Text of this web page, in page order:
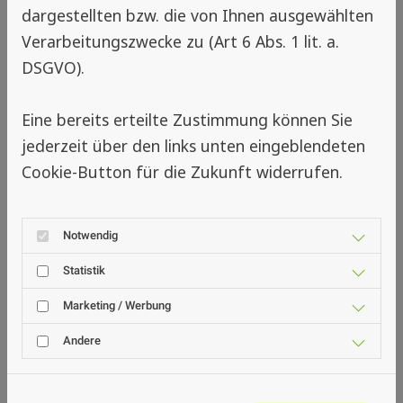
hinweg zuverlässigen Schutz bietet.
📐 Maßgefertigter Insektenschutz
als dauerhafte Lösung
Besonders effektiv sind maßgefertigte
jeweiligen Fenster und Türen angepasst
werden. Insektenschutz-Fachgeschäfte bieten
individuelle Lösungen, die nicht nur funktional,
sondern auch optisch ansprechend sind. Von
einfachen Spannrahmen bis hin zu
komfortablen Rollos oder Plissees gibt es für
dargestellten bzw. die von Ihnen ausgewählten
Verarbeitungszwecke zu (Art 6 Abs. 1 lit. a.
DSGVO).
Eine bereits erteilte Zustimmung können Sie
jederzeit über den links unten eingeblendeten
Cookie-Button für die Zukunft widerrufen.
Notwendig
Statistik
Marketing / Werbung
Andere